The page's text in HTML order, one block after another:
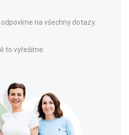
na všechny dotazy.
to vyřešíme.